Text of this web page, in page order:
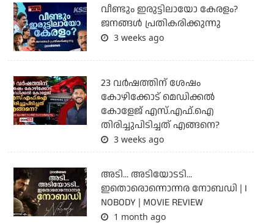
വീണ്ടും ഇരുട്ടിലായോ കേരളം?
ജനങ്ങൾ പ്രതികരിക്കുന്നു
3 weeks ago
23 വർഷത്തിന് ശേഷം
കോഴിക്കോട് മെഡിക്കൽ
കോളേജ് എസ്.എഫ്.ഐ
തിരിച്ചുപിടിച്ചത് എങ്ങനെ?
3 weeks ago
അടി... അടിയോടടി...
ഇതൊരൊന്നൊന്നര നോബഡി | I
NOBODY | MOVIE REVIEW
1 month ago